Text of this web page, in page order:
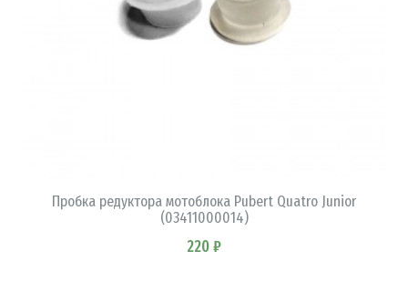
Пробка редуктора мотоблока Pubert Quatro Junior
(03411000014)
220 ₽